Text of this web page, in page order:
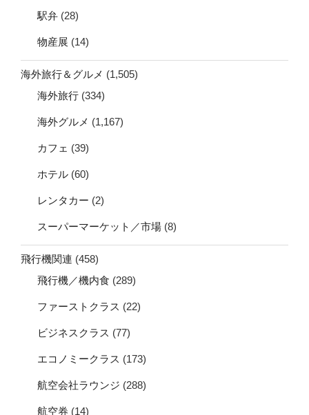
駅弁 (28)
物産展 (14)
海外旅行＆グルメ (1,505)
海外旅行 (334)
海外グルメ (1,167)
カフェ (39)
ホテル (60)
レンタカー (2)
スーパーマーケット／市場 (8)
飛行機関連 (458)
飛行機／機内食 (289)
ファーストクラス (22)
ビジネスクラス (77)
エコノミークラス (173)
航空会社ラウンジ (288)
航空券 (14)